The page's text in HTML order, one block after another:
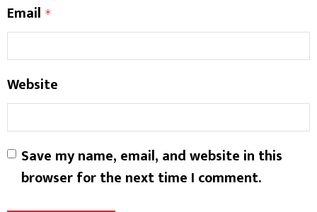
Email *
Website
Save my name, email, and website in this
browser for the next time I comment.